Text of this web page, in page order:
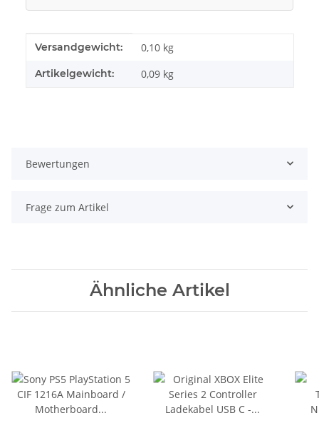
Produkteigenschaft
Wert
Versandgewicht: 0,10 kg
Artikelgewicht: 0,09 kg
Bewertungen
Frage zum Artikel
Ähnliche Artikel